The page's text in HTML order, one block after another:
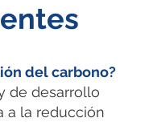
del carbono?
de desarrollo
a la reducción